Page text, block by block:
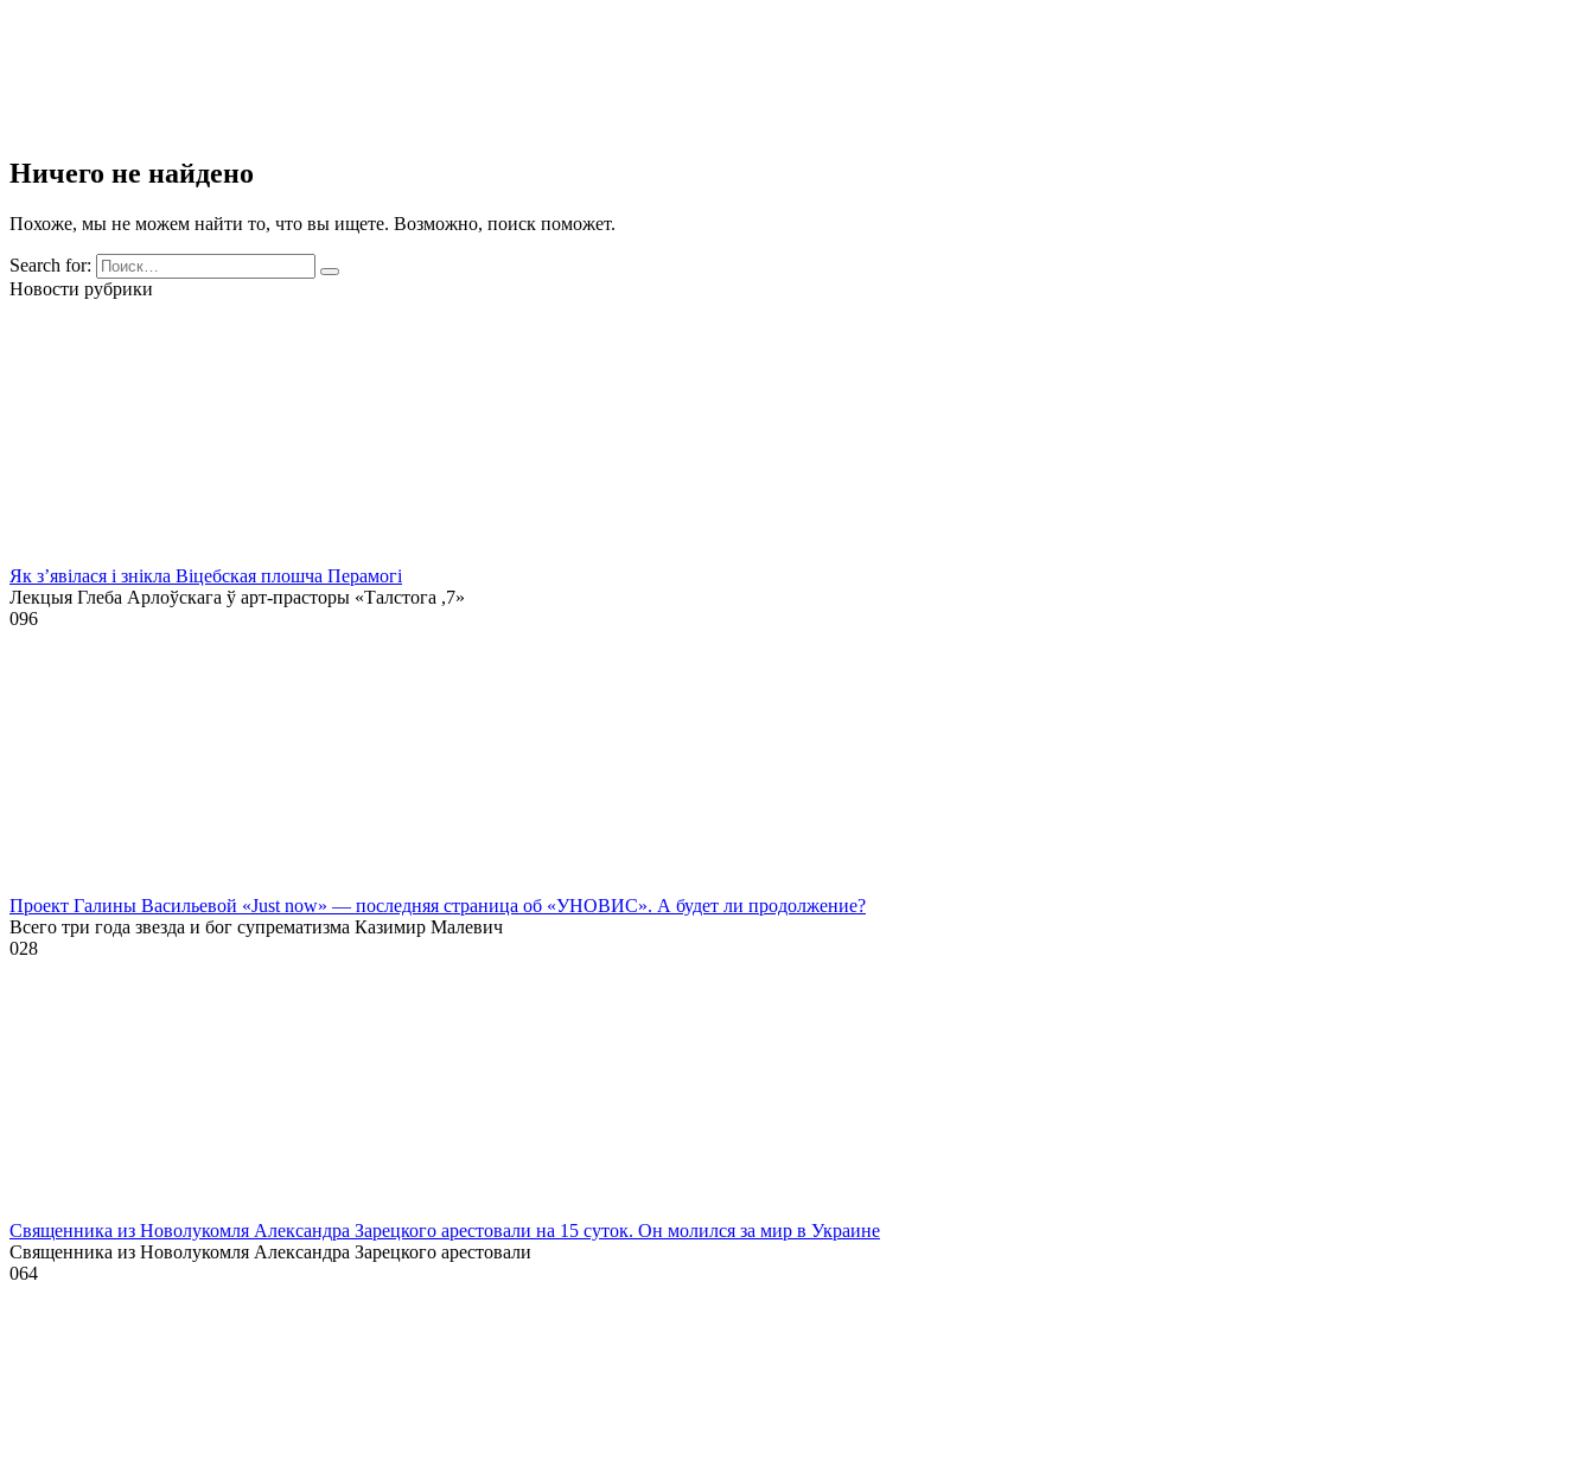
Ничего не найдено
Похоже, мы не можем найти то, что вы ищете. Возможно, поиск поможет.
Search for:
Новости рубрики
Як з’явілася і знікла Віцебская плошча Перамогі
Лекцыя Глеба Арлоўскага ў арт-прасторы «Талстога ,7»
096
Проект Галины Васильевой «Just now» — последняя страница об «УНОВИС». А будет ли продолжение?
Всего три года звезда и бог супрематизма Казимир Малевич
028
Священника из Новолукомля Александра Зарецкого арестовали на 15 суток. Он молился за мир в Украине
Священника из Новолукомля Александра Зарецкого арестовали
064